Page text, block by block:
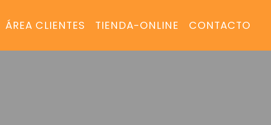
ÁREA CLIENTES TIENDA-ONLINE CONTACTO